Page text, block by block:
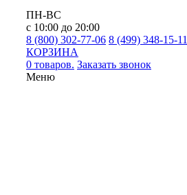
ПН-ВС
с 10:00 до 20:00
8 (800) 302-77-06 8 (499) 348-15-11
КОРЗИНА
0 товаров. Заказать звонок
Меню